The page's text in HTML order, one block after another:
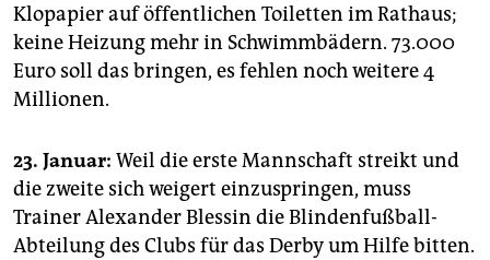
Klopapier auf öffentlichen Toiletten im Rathaus;
keine Heizung mehr in Schwimmbädern. 73.000
Euro soll das bringen, es fehlen noch weitere 4
Millionen.
23. Januar: Weil die erste Mannschaft streikt und
die zweite sich weigert einzuspringen, muss
Trainer Alexander Blessin die Blindenfußball-
Abteilung des Clubs für das Derby um Hilfe bitten.